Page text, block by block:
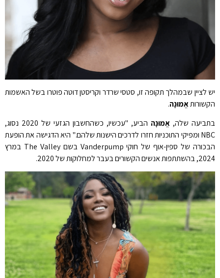
יש לציין שבמהלך תקופה זו, סטסי שרדר וקריסטן דוטה פוטרו בשל האשמות
הקשורותאֱמוּנָה.
בתביעה שלה, אֱמוּנָה
הביע, "עכשיו, כשהחשבון הגזעי של 2020 נסוג,
NBC ומפיקי התוכניות חזרו לדרכים הישנות שלהם." היא הדגישה את הופעת
הבכורה של ספין-אוף של חוקי Vanderpump בשם The Valley במרץ
2024, בהשתתפות אנשים הקשורים בעבר למחלוקות של 2020.